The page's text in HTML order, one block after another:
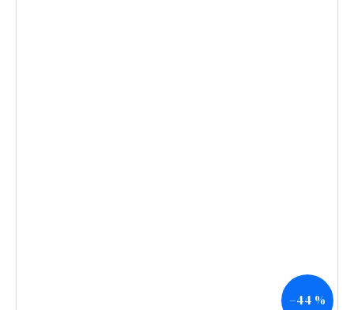
–44 %